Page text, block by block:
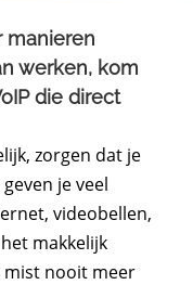
manieren
werken, kom
die direct
zorgen dat je
je veel
videobellen,
makkelijk
mist nooit meer